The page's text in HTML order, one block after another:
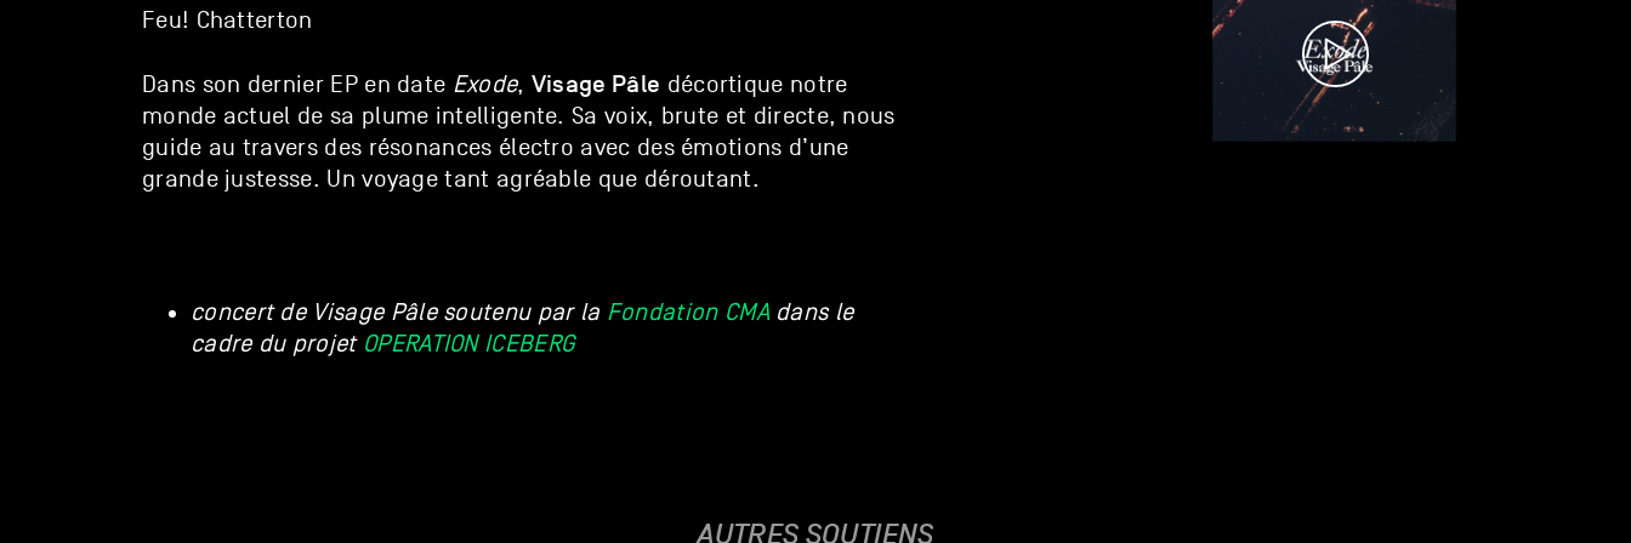
Feu! Chatterton
Dans son dernier EP en date Exode, Visage Pâle décortique notre
monde actuel de sa plume intelligente. Sa voix, brute et directe, nous
guide au travers des résonances électro avec des émotions d’une
grande justesse. Un voyage tant agréable que déroutant.
concert de Visage Pâle soutenu par la Fondation CMAdans le
cadre du projet OPERATION ICEBERG
AUTRES SOUTIENS